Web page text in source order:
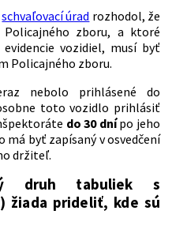
schvaľovací úrad rozhodol, že
zboru, a ktoré
vozidiel, musí byť
Policajného zboru.
nebolo prihlásené do
toto vozidlo prihlásiť
do 30 dnípo jeho
byť zapísaný v osvedčení
držiteľ.
druh tabuliek s
žiada prideliť, kde sú